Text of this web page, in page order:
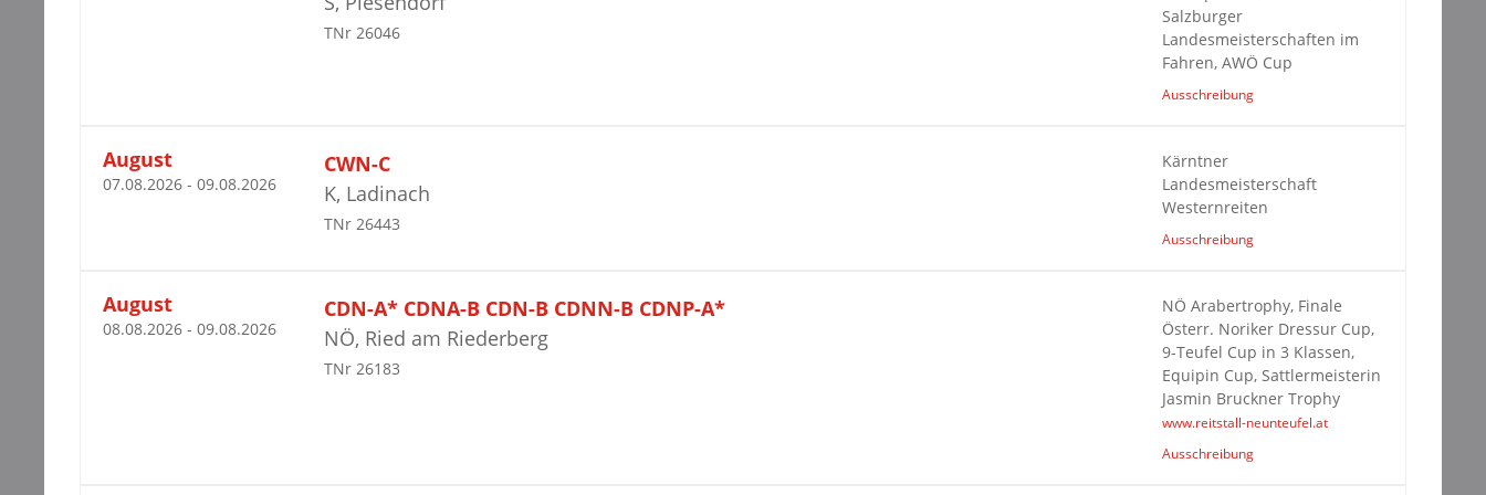
TNr 26046
Salzburger
Landesmeisterschaften im
Fahren, AWÖ Cup
Ausschreibung
August
07.08.2026 - 09.08.2026
CWN-C
K, Ladinach
TNr 26443
Kärntner
Landesmeisterschaft
Westernreiten
Ausschreibung
August
08.08.2026 - 09.08.2026
CDN-A* CDNA-B CDN-B CDNN-B CDNP-A*
NÖ, Ried am Riederberg
TNr 26183
NÖ Arabertrophy, Finale
Österr. Noriker Dressur Cup,
9-Teufel Cup in 3 Klassen,
Equipin Cup, Sattlermeisterin
Jasmin Bruckner Trophy
www.reitstall-neunteufel.at
Ausschreibung